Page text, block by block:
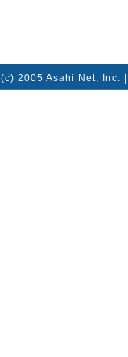
(c) 2005 Asahi Net, Inc.